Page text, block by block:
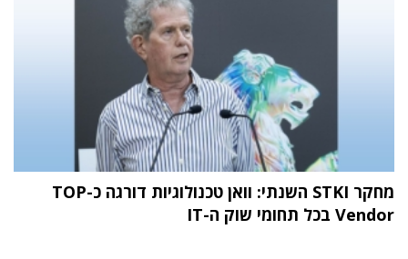
מחקר STKI השנתי: וואן טכנולוגיות דורגה כ-TOP
Vendor בכל תחומי שוק ה-IT